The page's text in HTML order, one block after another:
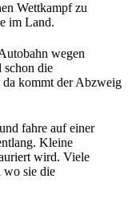
Wettkampf zu
im Land.
wegen
schon die
da kommt der Abzweig
fahre auf einer
Kleine
wird. Viele
wo sie die